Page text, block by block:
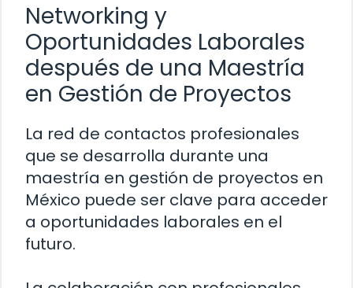
Networking y
Oportunidades Laborales
después de una Maestría
en Gestión de Proyectos
La red de contactos profesionales
que se desarrolla durante una
maestría en gestión de proyectos en
México puede ser clave para acceder
a oportunidades laborales en el
futuro.